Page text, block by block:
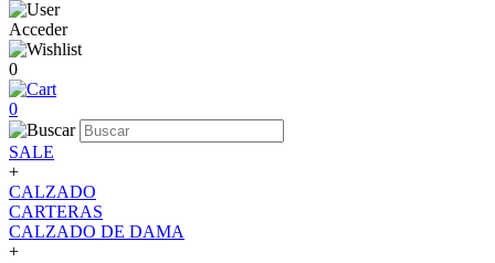
Acceder
0
0
SALE
+
CALZADO
CARTERAS
CALZADO DE DAMA
+